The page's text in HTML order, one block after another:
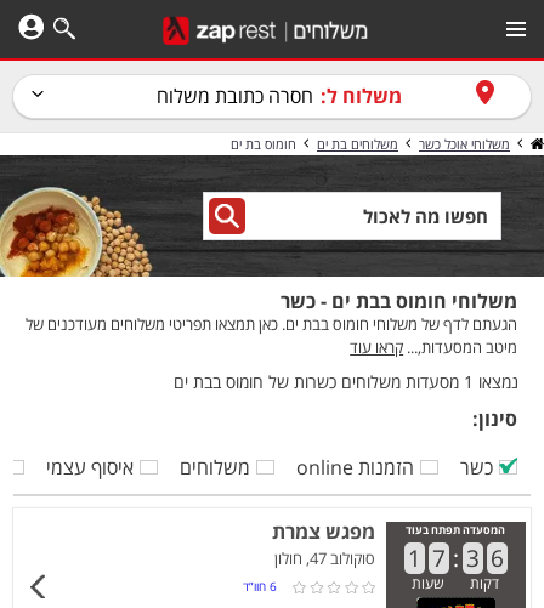
משלוח ל: חסרה כתובת משלוח
משלוחי אוכל כשר משלוחים בת ים חומוס בת ים
משלוחי חומוס בבת ים - כשר
הגעתם לדף של משלוחי חומוס בבת ים. כאן תמצאו תפריטי משלוחים מעודכנים של
מיטב המסעדות,... קראו עוד
נמצאו 1 מסעדות משלוחים כשרות של חומוס בבת ים
סינון:
כשר
הזמנות online משלוחים איסוף עצמי
המסעדה תפתח בעוד
1 7 : 3 6
דקות שעות
מפגש צמרת
סוקולוב 47, חולון
6 חוו”ד